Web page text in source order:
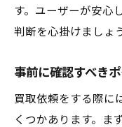
す。ユーザーが安心
判断を心掛けましょう
事前に確認すべき
買取依頼をする際に
くつかあります。ま